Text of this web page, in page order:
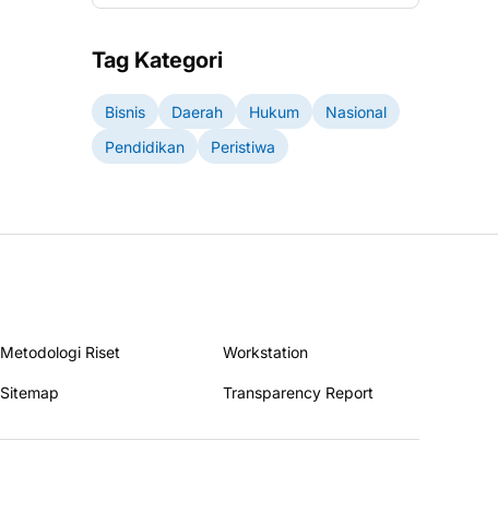
Tag Kategori
Bisnis Daerah Hukum
Nasional
Pendidikan
Peristiwa
Metodologi Riset Workstation
Sitemap Transparency Report